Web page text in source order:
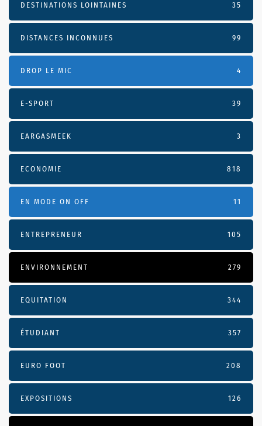
DESTINATIONS LOINTAINES 35
DISTANCES INCONNUES 99
DROP LE MIC 4
E-SPORT 39
EARGASMEEK 3
ECONOMIE 818
EN MODE ON OFF 11
ENTREPRENEUR 105
ENVIRONNEMENT 279
EQUITATION 344
ÉTUDIANT 357
EURO FOOT 208
EXPOSITIONS 126